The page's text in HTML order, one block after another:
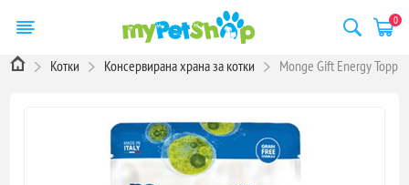
0
Котки Консервирана храна за котки Monge Gift Energy